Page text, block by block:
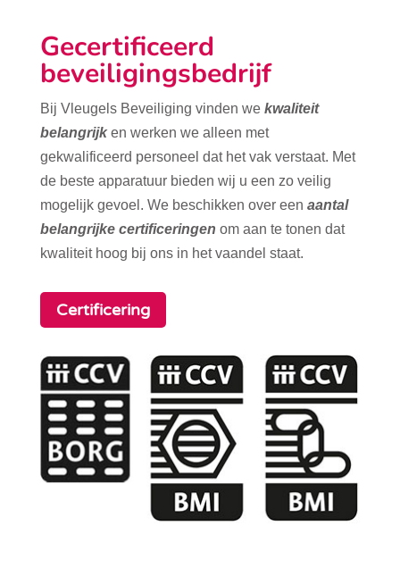
Gecertificeerd
beveiligingsbedrijf
Bij Vleugels Beveiliging vinden we kwaliteit
belangrijk en werken we alleen met
gekwalificeerd personeel dat het vak verstaat. Met
de beste apparatuur bieden wij u een zo veilig
mogelijk gevoel. We beschikken over een aantal
belangrijke certificeringen om aan te tonen dat
kwaliteit hoog bij ons in het vaandel staat.
Certificering